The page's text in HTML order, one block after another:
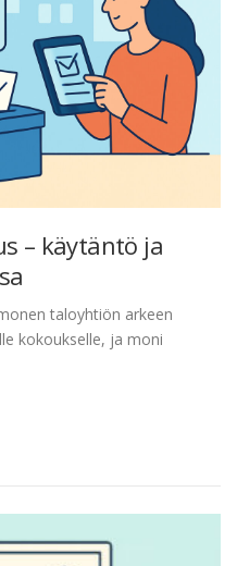
– käytäntö ja
taloyhtiön arkeen
kokoukselle, ja moni